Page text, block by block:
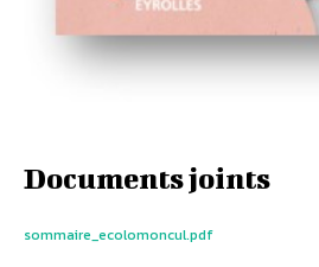
Documents joints
sommaire_ecolomoncul.pdf